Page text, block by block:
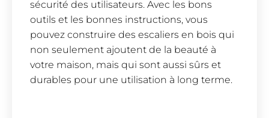
sécurité des utilisateurs. Avec les bons
outils et les bonnes instructions, vous
pouvez construire des escaliers en bois qui
non seulement ajoutent de la beauté à
votre maison, mais qui sont aussi sûrs et
durables pour une utilisation à long terme.